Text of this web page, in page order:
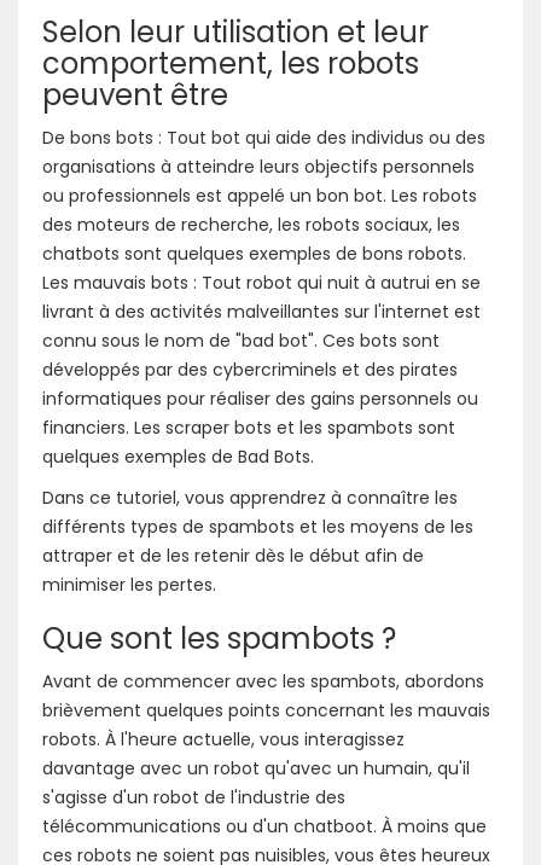
Selon leur utilisation et leur
comportement, les robots
peuvent être
De bons bots : Tout bot qui aide des individus ou des
organisations à atteindre leurs objectifs personnels
ou professionnels est appelé un bon bot. Les robots
des moteurs de recherche, les robots sociaux, les
chatbots sont quelques exemples de bons robots.
Les mauvais bots : Tout robot qui nuit à autrui en se
livrant à des activités malveillantes sur l'internet est
connu sous le nom de "bad bot". Ces bots sont
développés par des cybercriminels et des pirates
informatiques pour réaliser des gains personnels ou
financiers. Les scraper bots et les spambots sont
quelques exemples de Bad Bots.
Dans ce tutoriel, vous apprendrez à connaître les
différents types de spambots et les moyens de les
attraper et de les retenir dès le début afin de
minimiser les pertes.
Que sont les spambots ?
Avant de commencer avec les spambots, abordons
brièvement quelques points concernant les mauvais
robots. À l'heure actuelle, vous interagissez
davantage avec un robot qu'avec un humain, qu'il
s'agisse d'un robot de l'industrie des
télécommunications ou d'un chatboot. À moins que
ces robots ne soient pas nuisibles, vous êtes heureux